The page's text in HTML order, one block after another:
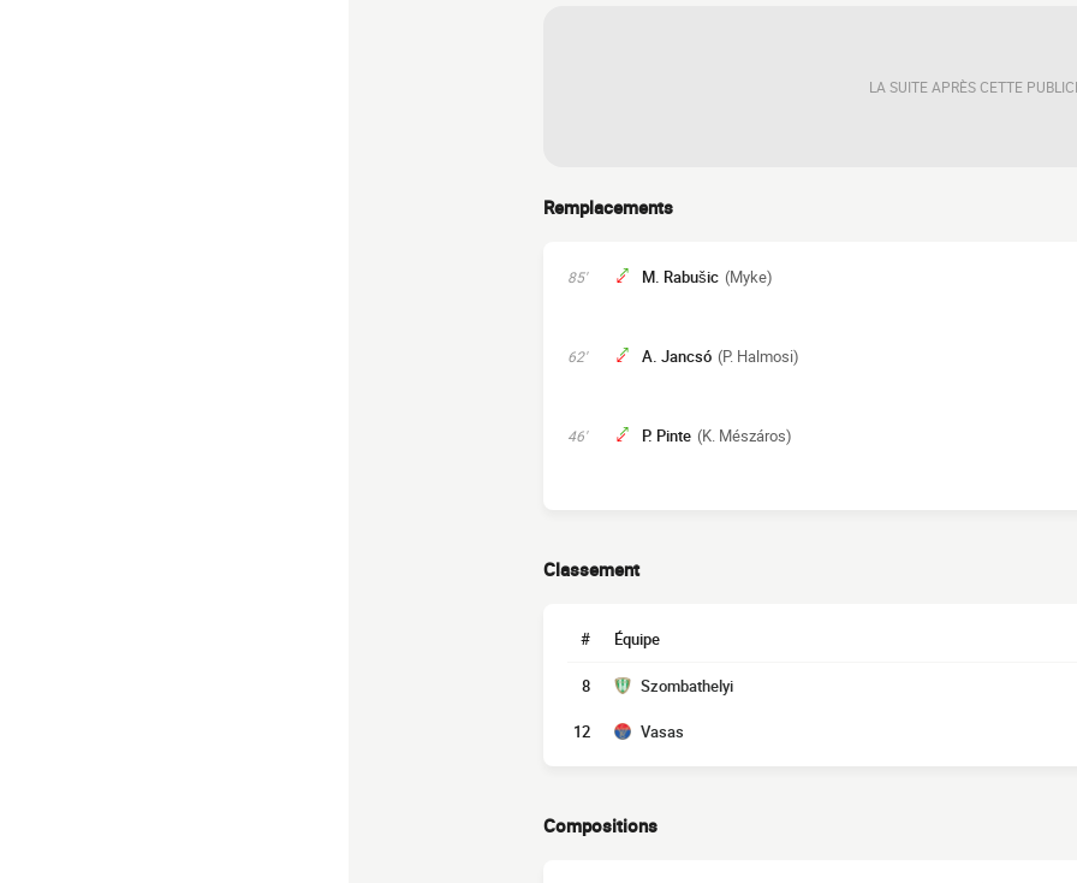
LA SUITE APRÈS CETTE
Remplacements
85' M. Rabušic (Myke)
62' A. Jancsó (P. Halmosi)
46' P. Pinte (K. Mészáros)
Classement
# Équipe
8 Szombathelyi
12 Vasas
Compositions